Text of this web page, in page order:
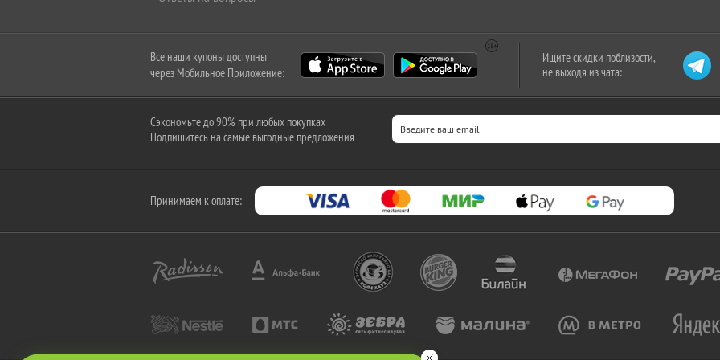
Все наши купоны доступны
через Мобильное Приложение:
Ищите скидки поблизости,
не выходя из чата:
Сэкономьте до 90% при любых покупках
Подпишитесь на самые выгодные предложения
Принимаем к оплате: